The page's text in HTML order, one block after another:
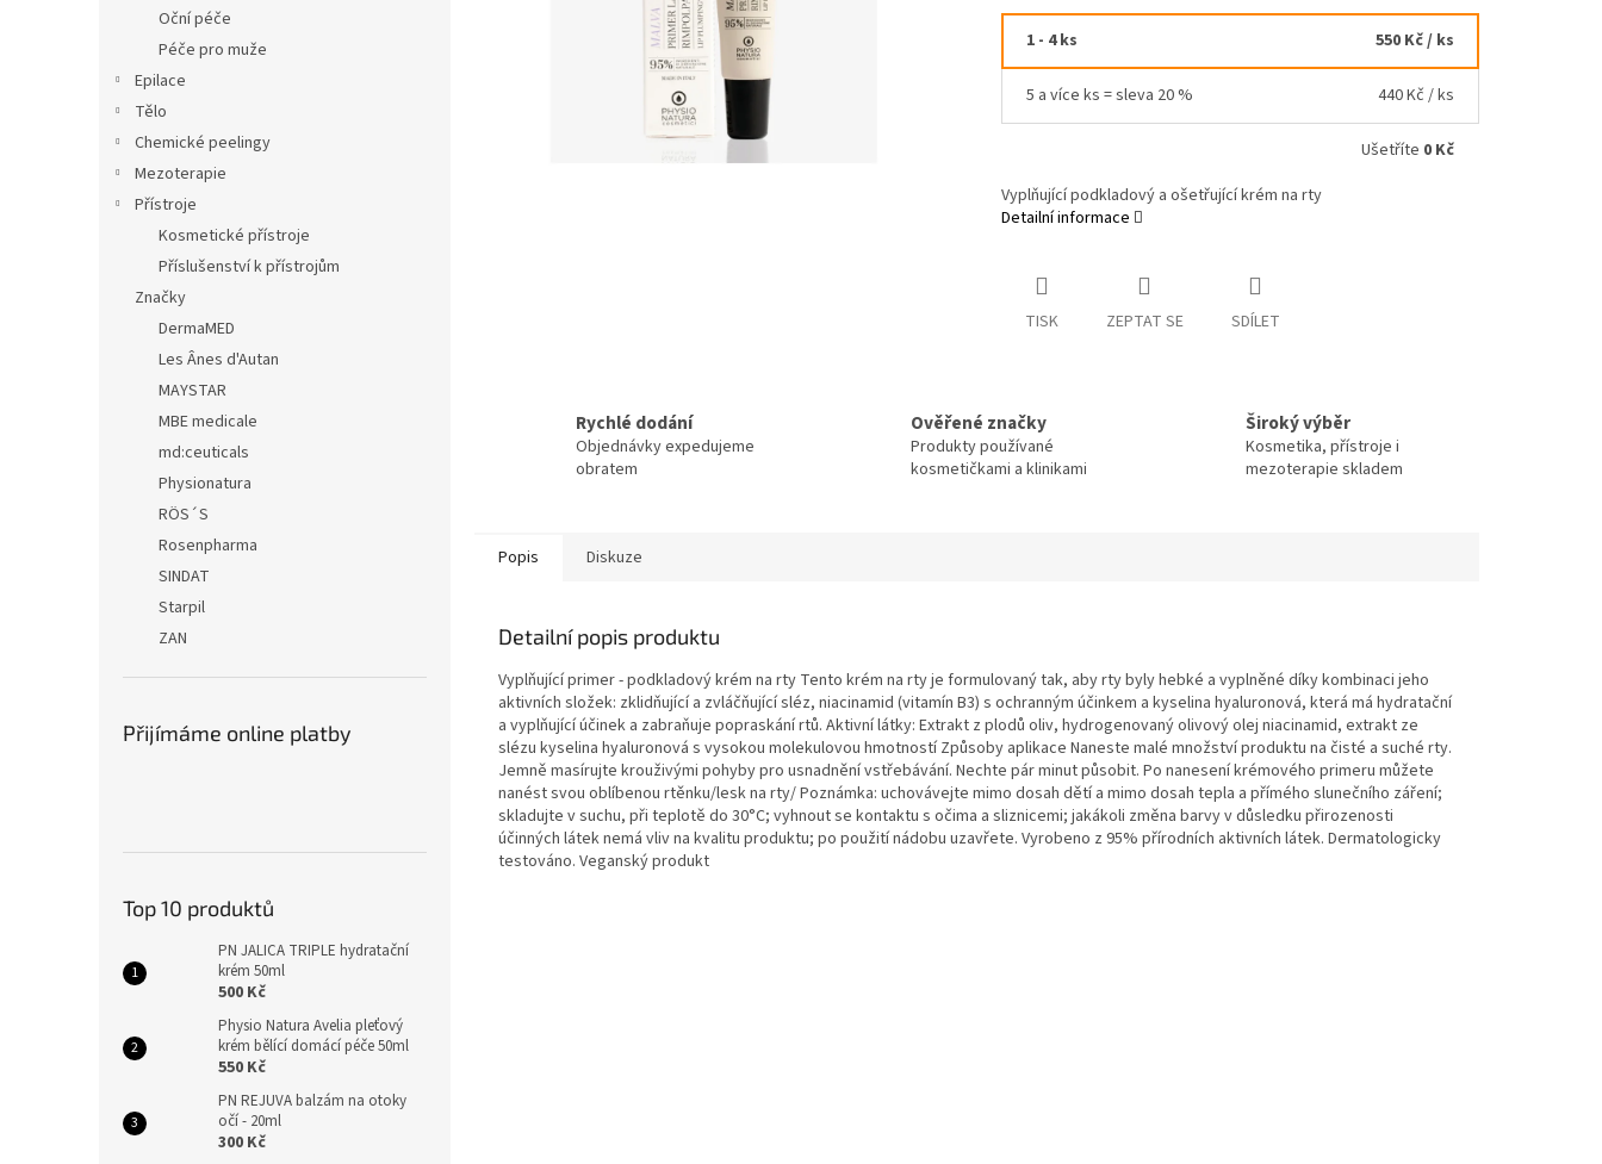
Oční péče
Péče pro muže
Epilace
Tělo
Chemické peelingy
Mezoterapie
Přístroje
Kosmetické přístroje
Příslušenství k přístrojům
Značky
DermaMED
Les Ânes d'Autan
MAYSTAR
MBE medicale
md:ceuticals
Physionatura
RÖS´S
Rosenpharma
SINDAT
Starpil
ZAN
Přijímáme online platby
Top 10 produktů
PN JALICA TRIPLE hydratační
krém 50ml
500 Kč
Physio Natura Avelia pleťový
krém bělící domácí péče 50ml
550 Kč
PN REJUVA balzám na otoky
očí - 20ml
300 Kč
1 - 4 ks 550 Kč/ ks
5 a více ks = sleva 20 % 440 Kč / ks
Ušetříte 0 Kč
Vyplňující podkladový a ošetřující krém na rty
Detailní informace
TISK ZEPTAT SE SDÍLET
Rychlé dodání
Objednávky expedujeme
obratem
Ověřené značky
Produkty používané
kosmetičkami a klinikami
Široký výběr
Kosmetika, přístroje i
mezoterapie skladem
Popis Diskuze
Detailní popis produktu
Vyplňující primer - podkladový krém na rty Tento krém na rty je formulovaný tak, aby rty byly hebké a vyplněné díky kombinaci jeho
aktivních složek: zklidňující a zvláčňující sléz, niacinamid (vitamín B3) s ochranným účinkem a kyselina hyaluronová, která má hydratační
a vyplňující účinek a zabraňuje popraskání rtů. Aktivní látky: Extrakt z plodů oliv, hydrogenovaný olivový olej niacinamid, extrakt ze
slézu kyselina hyaluronová s vysokou molekulovou hmotností Způsoby aplikace Naneste malé množství produktu na čisté a suché rty.
Jemně masírujte krouživými pohyby pro usnadnění vstřebávání. Nechte pár minut působit. Po nanesení krémového primeru můžete
nanést svou oblíbenou rtěnku/lesk na rty/ Poznámka: uchovávejte mimo dosah dětí a mimo dosah tepla a přímého slunečního záření;
skladujte v suchu, při teplotě do 30°C; vyhnout se kontaktu s očima a sliznicemi; jakákoli změna barvy v důsledku přirozenosti
účinných látek nemá vliv na kvalitu produktu; po použití nádobu uzavřete. Vyrobeno z 95% přírodních aktivních látek. Dermatologicky
testováno. Veganský produkt